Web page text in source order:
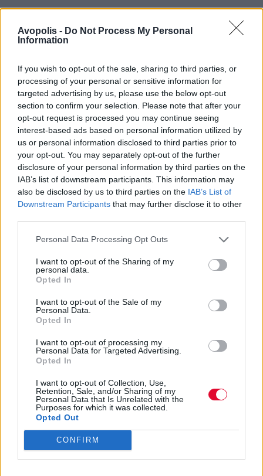
Avopolis - Do Not Process My Personal
Information
If you wish to opt-out of the sale, sharing to third parties, or
processing of your personal or sensitive information for
targeted advertising by us, please use the below opt-out
section to confirm your selection. Please note that after your
opt-out request is processed you may continue seeing
interest-based ads based on personal information utilized by
us or personal information disclosed to third parties prior to
your opt-out. You may separately opt-out of the further
disclosure of your personal information by third parties on the
IAB’s list of downstream participants. This information may
also be disclosed by us to third parties on the IAB’s List of
Downstream Participants that may further disclose it to other
Personal Data Processing Opt Outs
I want to opt-out of the Sharing of my
personal data.
Opted In
I want to opt-out of the Sale of my
Personal Data.
Opted In
I want to opt-out of processing my
Personal Data for Targeted Advertising.
Opted In
I want to opt-out of Collection, Use,
Retention, Sale, and/or Sharing of my
Personal Data that Is Unrelated with the
Purposes for which it was collected.
Opted Out
CONFIRM